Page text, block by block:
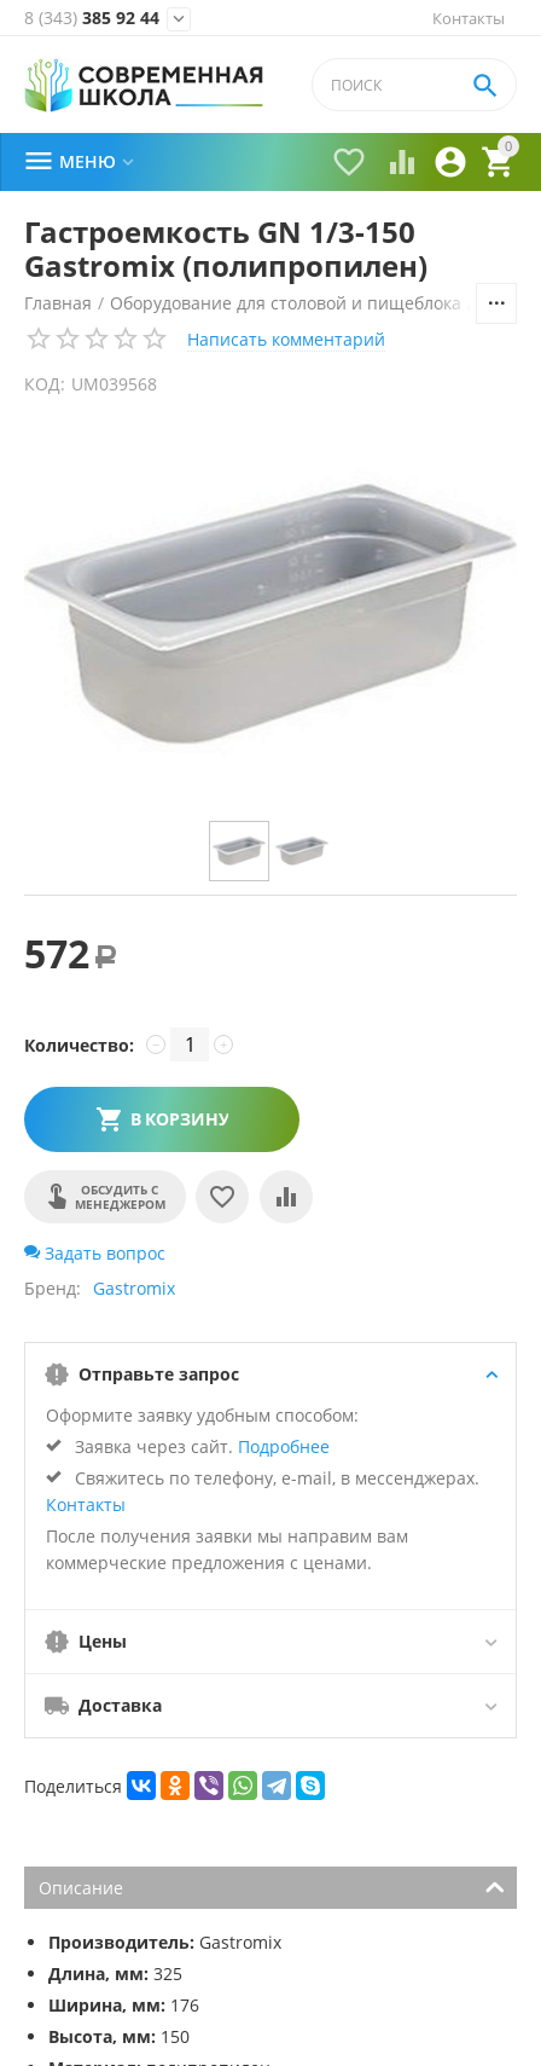
Контакты
8 (343) 385 92 44 
0


 

 МЕНЮ 
Гастроемкость GN 1/3-150
Gastromix (полипропилен)
Главная / Оборудование для столовой и пищеблока
Написать комментарий
КОД: UM039568
572 Р
Количество: +
−
В КОРЗИНУ
ОБСУДИТЬ С
МЕНЕДЖЕРОМ
Задать вопрос
Бренд
Gastromix
Отправьте запрос
Оформите заявку удобным способом:
Заявка через сайт. Подробнее
Свяжитесь по телефону, e-mail, в мессенджерах.
Контакты
После получения заявки мы направим вам
коммерческие предложения с ценами.
Цены
Доставка
Поделиться
Описание
Производитель: Gastromix
Длина, мм: 325
Ширина, мм: 176
Высота, мм: 150